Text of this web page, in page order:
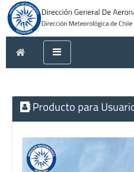
Producto para